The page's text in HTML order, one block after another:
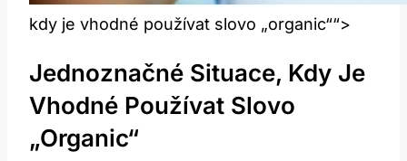
kdy je vhodné používat slovo „organic““>
Jednoznačné Situace, Kdy Je
Vhodné Používat Slovo
„organic“